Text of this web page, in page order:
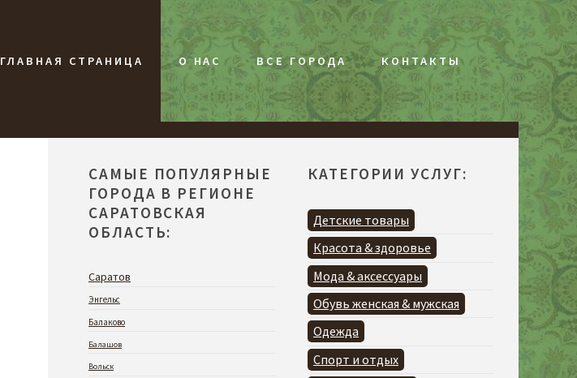
ГЛАВНАЯ СТРАНИЦА О НАС ВСЕ ГОРОДА КОНТАКТЫ
САМЫЕ ПОПУЛЯРНЫЕ
ГОРОДА В РЕГИОНЕ
САРАТОВСКАЯ
ОБЛАСТЬ:
Саратов
Энгельс
Балаково
Балашов
Вольск
КАТЕГОРИИ УСЛУГ:
Детские товары
Красота & здоровье
Мода & аксессуары
Обувь женская & мужская
Одежда
Спорт и отдых